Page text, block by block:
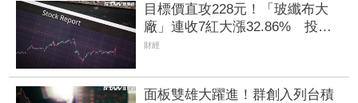
目標價直攻228元！「玻纖布大
廠」連收7紅大漲32.86% 投信
單周撒16.7億元、掃入近萬張
財經
面板雙雄大躍進！群創入列台積